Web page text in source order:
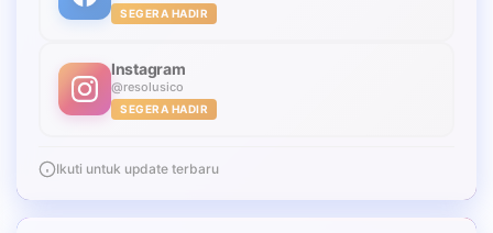
SEGERA HADIR
Instagram
@resolusico
SEGERA HADIR
Ikuti untuk update terbaru